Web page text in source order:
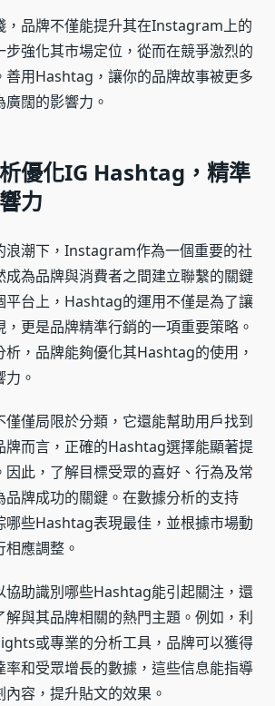
，品牌不僅能提升其在Instagram上的
步強化其市場定位，從而在競爭激烈的
善用Hashtag，讓你的品牌故事被更多
闊的影響力。
優化IG Hashtag，精準
力
浪潮下，Instagram作為一個重要的社
成為品牌與消費者之間建立聯繫的關鍵
平台上，Hashtag的運用不僅是為了讓
更是品牌精準行銷的一項重要策略。
，品牌能夠優化其Hashtag的使用，
。
僅局限於分類，它還能幫助用戶找到
牌而言，正確的Hashtag選擇能顯著提
因此，了解目標受眾的喜好、行為及常
牌成功的關鍵。在數據分析的支持
哪些Hashtag表現最佳，並根據市場動
應調整。
協助識別哪些Hashtag能引起關注，還
解與其品牌相關的熱門主題。例如，利
或專業的分析工具，品牌可以獲得
率和受眾增長的數據，這些信息能指導
容，提升貼文的效果。